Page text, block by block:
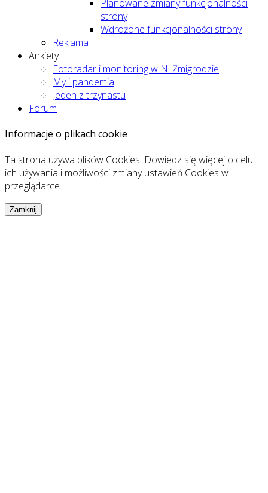
Planowane zmiany funkcjonalności
strony
Wdrożone funkcjonalności strony
Reklama
Ankiety
Fotoradar i monitoring w N. Żmigrodzie
My i pandemia
Jeden z trzynastu
Forum
Informacje o plikach cookie
Ta strona używa plików Cookies. Dowiedz się więcej o celu
ich używania i możliwości zmiany ustawień Cookies w
przeglądarce.